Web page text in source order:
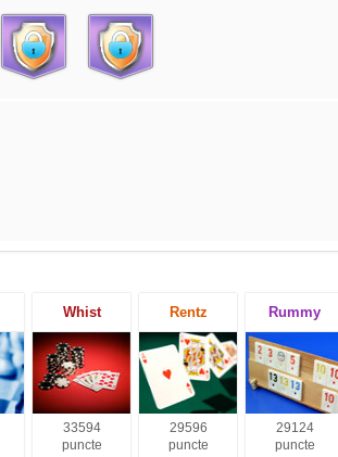
Whist
33594
puncte
Rentz
29596
puncte
Rummy
29124
puncte